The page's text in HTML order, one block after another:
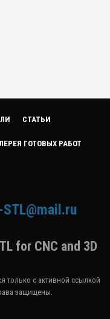
СТАТЬИ
ГОТОВЫХ РАБОТ
for CNC and 3D
только с активной ссылкой
защищены.